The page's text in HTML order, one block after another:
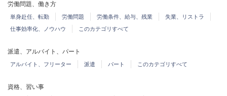
労働問題、働き方
単身赴任、転勤 労働問題 労働条件、給与、残業
失業、リストラ
仕事効率化、ノウハウ
このカテゴリすべて
派遣、アルバイト、パート
アルバイト、フリーター 派遣 パート このカテゴリすべて
資格、習い事